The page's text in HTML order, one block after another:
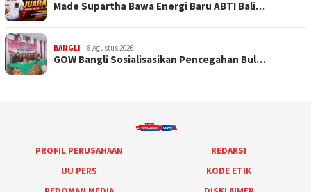
Made Supartha Bawa Energi Baru ABTI Bali…
BANGLI 8 Agustus 2026
GOW Bangli Sosialisasikan Pencegahan Bul…
PROFIL PERUSAHAAN
REDAKSI
UU PERS
KODE ETIK